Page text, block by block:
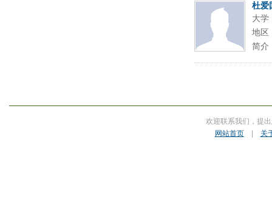
杜爱
大学
地区
简介
欢迎联系我们，提
网站首页| 关